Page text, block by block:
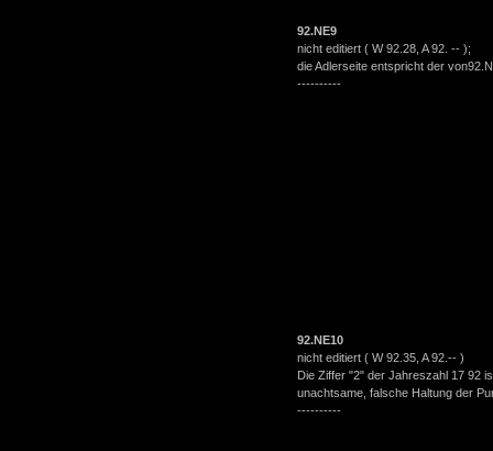
92.NE9
nicht editiert ( W92.28 , A 92. -- );
die Adlerseite entspricht der
----------
92.NE10
nicht editiert ( W92.35 , A 92.-- )
Die Ziffer "2" der Jahreszahl 17 92
unachtsame, falsche Haltung der
----------